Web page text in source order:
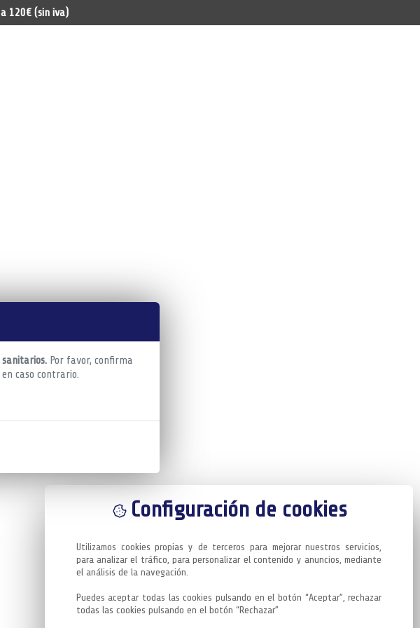
Por favor, confirma
caso contrario.
Configuración de cookies
Utilizamos cookies propias y de terceros para mejorar nuestros servicios,
para analizar el tráfico, para personalizar el contenido y anuncios, mediante
el análisis de la navegación.
Puedes aceptar todas las cookies pulsando en el botón “Aceptar”, rechazar
todas las cookies pulsando en el botón “Rechazar”
120€ (sin iva)